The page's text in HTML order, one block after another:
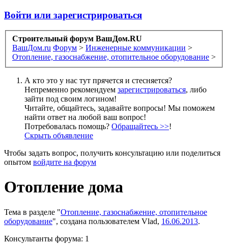
Войти или зарегистрироваться
Строительный форум ВашДом.RU
ВашДом.ru Форум > Инженерные коммуникации >
Отопление, газоснабжение, отопительное оборудование >
А кто это у нас тут прячется и стесняется?
Непременно рекомендуем зарегистрироваться, либо
зайти под своим логином!
Читайте, общайтесь, задавайте вопросы! Мы поможем
найти ответ на любой ваш вопрос!
Потребовалась помощь? Обращайтесь >>!
Скрыть объявление
Чтобы задать вопрос, получить консультацию или поделиться
опытом войдите на форум
Отопление дома
Тема в разделе "Отопление, газоснабжение, отопительное
оборудование", создана пользователем Vlad, 16.06.2013.
Консультанты форума: 1